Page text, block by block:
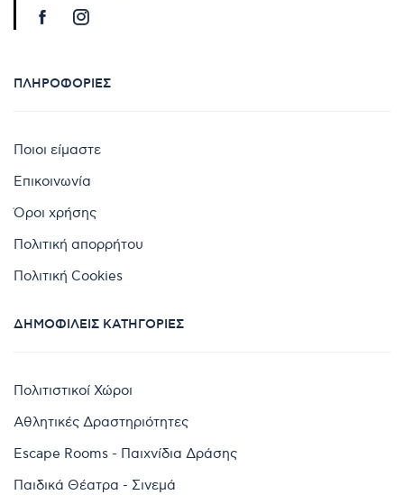
ΠΛΗΡΟΦΟΡΊΕΣ
Ποιοι είμαστε
Επικοινωνία
Όροι χρήσης
Πολιτική απορρήτου
Πολιτική Cookies
ΔΗΜΟΦΙΛΕΊΣ ΚΑΤΗΓΟΡΊΕΣ
Πολιτιστικοί Χώροι
Αθλητικές Δραστηριότητες
Escape Rooms - Παιχνίδια Δράσης
Παιδικά Θέατρα - Σινεμά